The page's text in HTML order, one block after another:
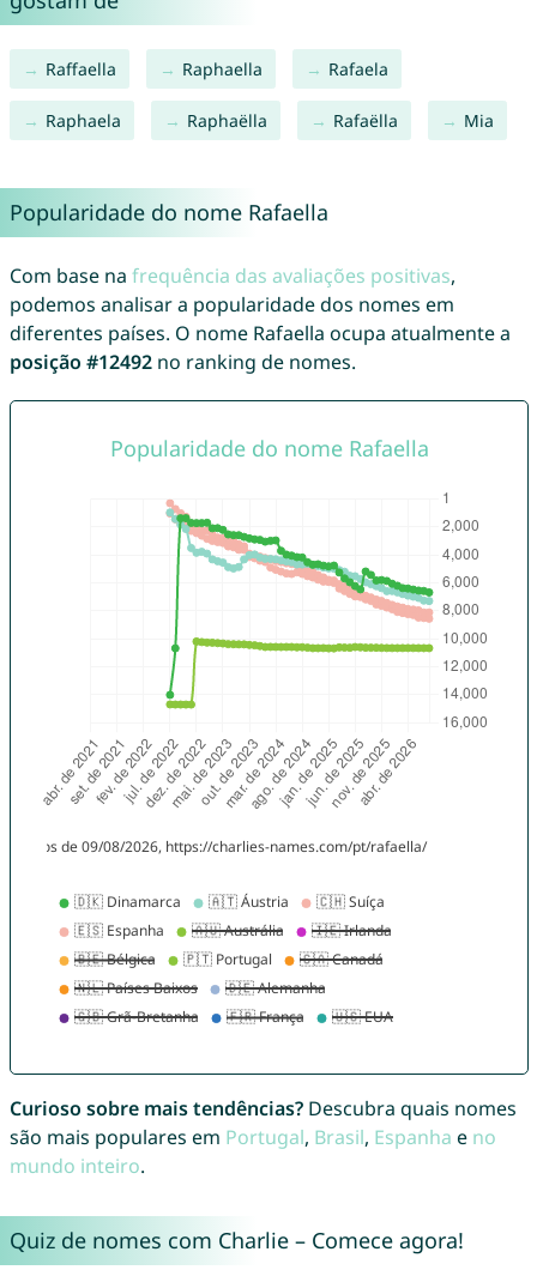
Raffaella Raphaella Rafaela
Raphaela Raphaëlla Rafaëlla Mia
Popularidade do nome Rafaella
Com base na frequência das avaliações positivas,
podemos analisar a popularidade dos nomes em
diferentes países. O nome Rafaella ocupa atualmente a
posição #12492no ranking de nomes.
Curioso sobre mais tendências?Descubra quais nomes
são mais populares em Portugal, Brasil, Espanha e no
mundo inteiro.
Quiz de nomes com Charlie – Comece agora!